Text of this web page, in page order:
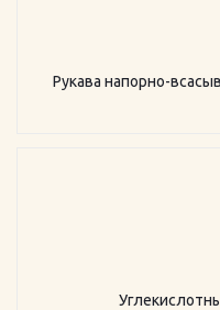
Рукава напорно-